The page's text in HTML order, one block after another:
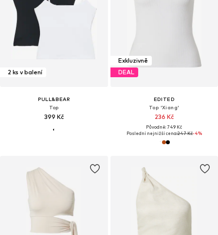
2 ks v balení
PULL&BEAR
Top
399 Kč
Exkluzivně
DEAL
EDITED
Top 'Xiang'
236 Kč
Původně: 749 Kč
Poslední nejnižší cena:247 Kč-4%